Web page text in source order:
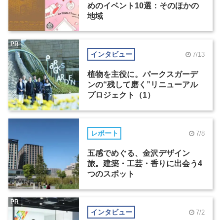
めのイベント10選：そのほかの
地域
インタビュー 7/13
植物を主役に。パークスガーデ
ンの“残して磨く”リニューアル
プロジェクト（1）
PR
レポート 7/8
五感でめぐる、金沢デザイン
旅。建築・工芸・香りに出会う4
つのスポット
インタビュー 7/2
PR